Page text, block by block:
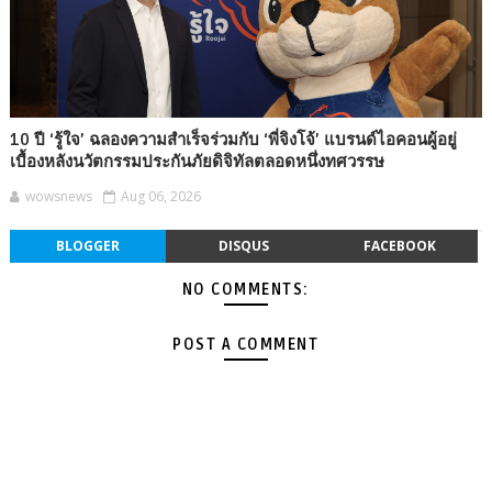
10 ปี ‘รู้ใจ’ ฉลองความสำเร็จร่วมกับ ‘พี่จิงโจ้’ แบรนด์ไอคอนผู้อยู่
เบื้องหลังนวัตกรรมประกันภัยดิจิทัลตลอดหนึ่งทศวรรษ
wowsnews Aug 06, 2026
BLOGGER DISQUS FACEBOOK
NO COMMENTS:
POST A COMMENT